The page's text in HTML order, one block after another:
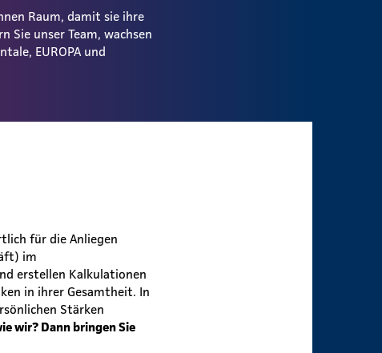
Raum, damit sie ihre
Sie unser Team, wachsen
EUROPA und
für die Anliegen
im
erstellen Kalkulationen
in ihrer Gesamtheit. In
Stärken
wir? Dann bringen Sie